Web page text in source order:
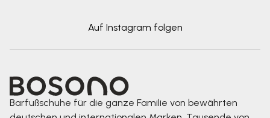
Auf Instagram folgen
Barfußschuhe für die ganze Familie von bewährten